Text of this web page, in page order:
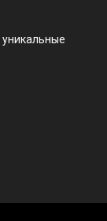
уникальные